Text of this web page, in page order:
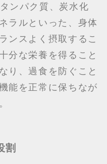
ンパク質、炭水化
ラルといった、身体
ンスよく摂取するこ
分な栄養を得ること
り、過食を防ぐこと
能を正常に保ちなが
割